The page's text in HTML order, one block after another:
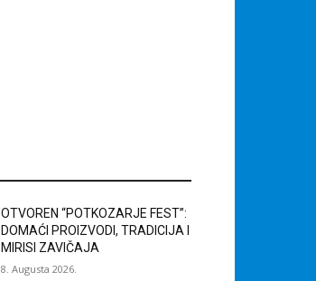
OTVOREN “POTKOZARJE FEST”:
DOMAĆI PROIZVODI, TRADICIJA I
MIRISI ZAVIČAJA
8. Augusta 2026.